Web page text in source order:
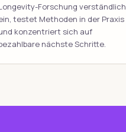
Forschung verständlich
testet Methoden in der Praxis
konzentriert sich auf
nächste Schritte.